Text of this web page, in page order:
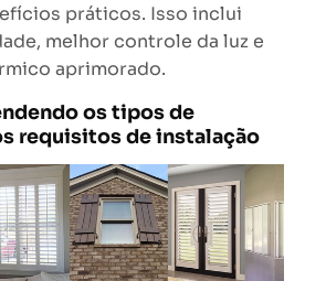
práticos. Isso inclui
melhor controle da luz e
aprimorado.
os tipos de
requisitos de instalação